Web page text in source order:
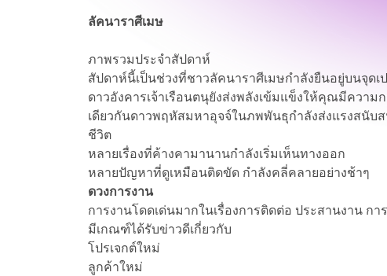
ลัคนาราศีเมษ
ภาพรวมประจำสัปดาห์
สัปดาห์นี้เป็นช่วงที่ชาวลัคนาราศีเมษกำลังยืนอยู่บนจุด
ดาวอังคารเจ้าเรือนตนุยังส่งพลังเข้มแข็งให้คุณมีควา
เดียวกันดาวพฤหัสมหาอุจจ์ในภพพันธุกำลังส่งแรงสนั
ชีวิต
หลายเรื่องที่ค้างคามานานกำลังเริ่มเห็นทางออก
หลายปัญหาที่ดูเหมือนติดขัด กำลังคลี่คลายอย่างช้าๆ
ดวงการงาน
การงานโดดเด่นมากในเรื่องการติดต่อ ประสานงาน ก
มีเกณฑ์ได้รับข่าวดีเกี่ยวกับ
โปรเจกต์ใหม่
ลูกค้าใหม่